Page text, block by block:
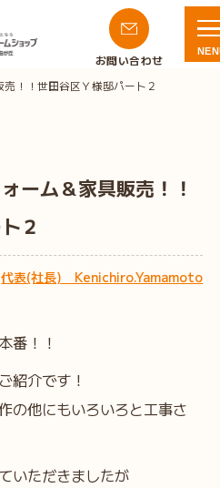
お問い合わせ
！！世田谷区Ｙ様邸パート２
ーム＆家具販売！！
２
代表(社長) Kenichiro.Yamamoto
番！！
紹介です！
の他にもいろいろと工事さ
いただきましたが